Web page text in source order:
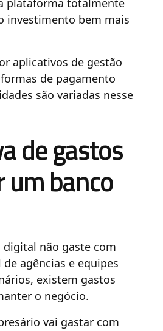
plataforma totalmente
investimento bem mais
aplicativos de gestão
de pagamento
são variadas nesse
de gastos
um banco
digital não gaste com
agências e equipes
existem gastos
o negócio.
vai gastar com